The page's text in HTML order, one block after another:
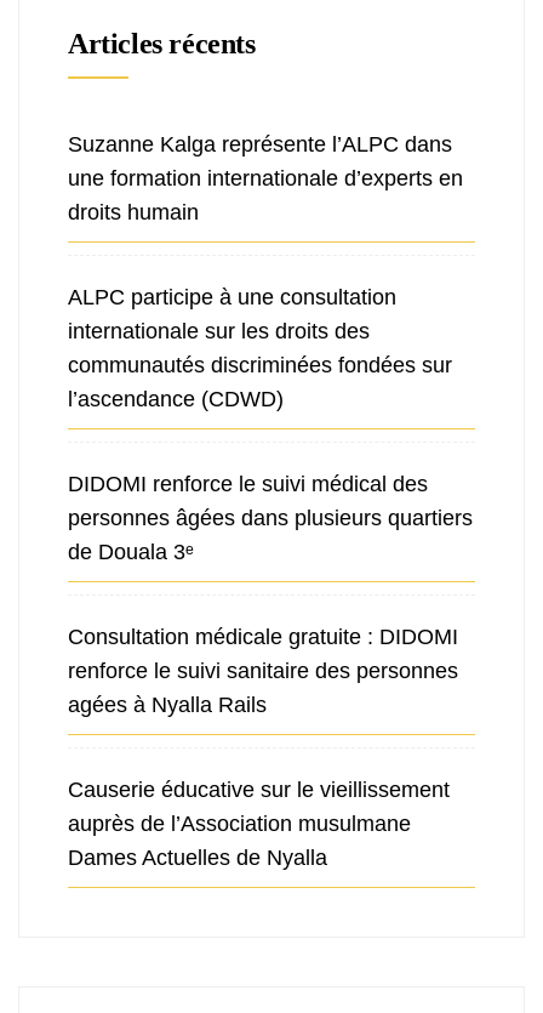
Articles récents
Suzanne Kalga représente l’ALPC dans
une formation internationale d’experts en
droits humain
ALPC participe à une consultation
internationale sur les droits des
communautés discriminées fondées sur
l’ascendance (CDWD)
DIDOMI renforce le suivi médical des
personnes âgées dans plusieurs quartiers
de Douala 3ᵉ
Consultation médicale gratuite : DIDOMI
renforce le suivi sanitaire des personnes
agées à Nyalla Rails
Causerie éducative sur le vieillissement
auprès de l’Association musulmane
Dames Actuelles de Nyalla